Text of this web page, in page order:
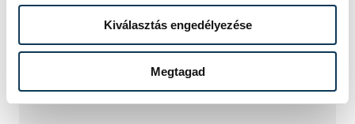
Kiválasztás engedélyezése
Megtagad
TOVÁBBI CIKKEK